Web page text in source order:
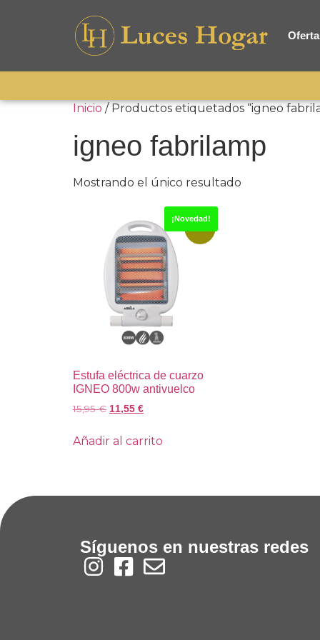
Inicio/ Productos etiquetados “igneo
igneo fabrilamp
Mostrando el único resultado
¡Novedad!
Estufa eléctrica de cuarzo
IGNEO 800w antivuelco
15,95€ 11,55 €
Añadir al carrito
Síguenos en nuestras redes